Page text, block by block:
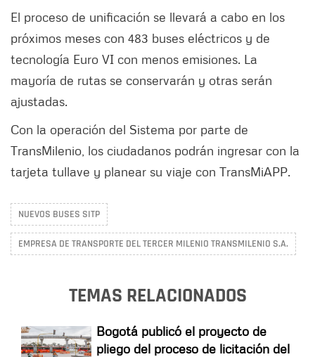
El proceso de unificación se llevará a cabo en los
próximos meses con 483 buses eléctricos y de
tecnología Euro VI con menos emisiones. La
mayoría de rutas se conservarán y otras serán
ajustadas.
Con la operación del Sistema por parte de
TransMilenio, los ciudadanos podrán ingresar con la
tarjeta tullave y planear su viaje con TransMiAPP.
NUEVOS BUSES SITP
EMPRESA DE TRANSPORTE DEL TERCER MILENIO TRANSMILENIO S.A.
TEMAS RELACIONADOS
Bogotá publicó el proyecto de
pliego del proceso de licitación del